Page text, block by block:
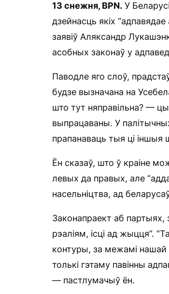
13 снежня, BPN. У
дзейнасць якіх
заявіў Аляксандр
асобных законаў у
Паводле яго слоў,
будзе вызначана на
што тут няправільна? —
выпрацаваны. У
прапанаваць тыя ці іншыя
Ён сказаў, што ў краіне
левых да правых, але
насельніцтва, ад
Законапраект аб партыях,
рэаліям, ісці ад жыцця”.
контуры, за межамі
толькі гэтаму павінны
— пастлумачыў ён.